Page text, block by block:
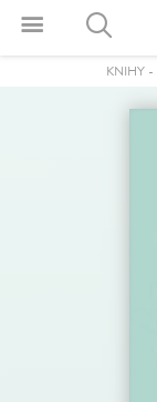
KNIHY-